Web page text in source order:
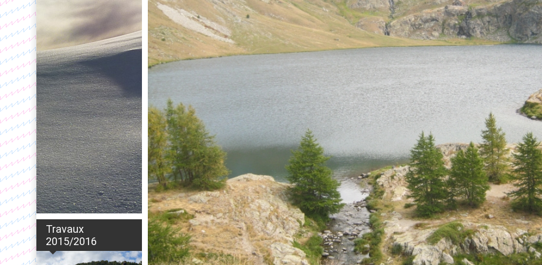
Travaux
2015/2016